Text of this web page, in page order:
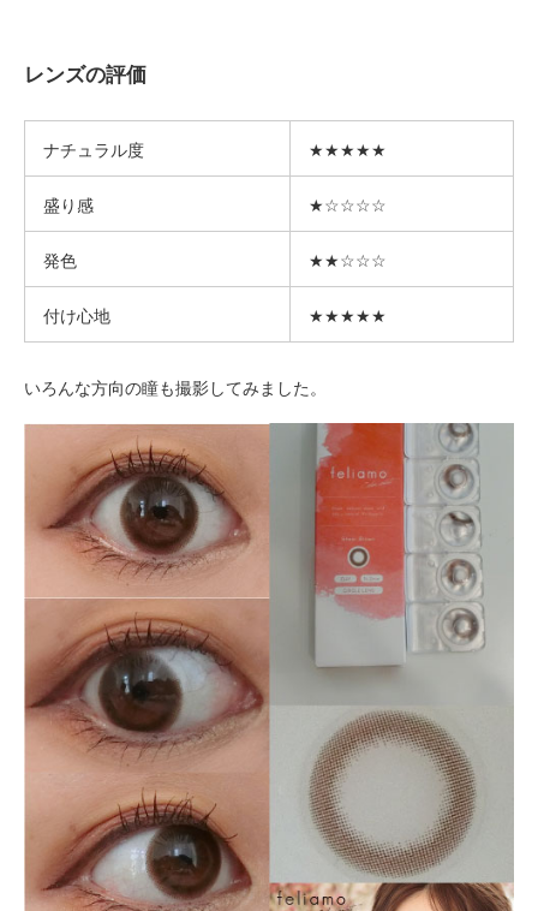
レンズの評価
ナチュラル度 ★★★★★
盛り感 ★☆☆☆☆
発色 ★★☆☆☆
付け心地 ★★★★★
いろんな方向の瞳も撮影してみました。